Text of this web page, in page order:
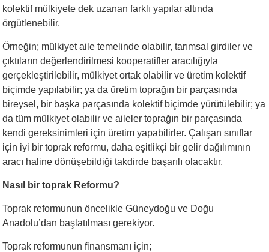
kolektif mülkiyete dek uzanan farklı yapılar altında
örgütlenebilir.
Örneğin; mülkiyet aile temelinde olabilir, tarımsal girdiler ve
çıktıların değerlendirilmesi kooperatifler aracılığıyla
gerçekleştirilebilir, mülkiyet ortak olabilir ve üretim kolektif
biçimde yapılabilir; ya da üretim toprağın bir parçasında
bireysel, bir başka parçasında kolektif biçimde yürütülebilir; ya
da tüm mülkiyet olabilir ve aileler toprağın bir parçasında
kendi gereksinimleri için üretim yapabilirler. Çalışan sınıflar
için iyi bir toprak reformu, daha eşitlikçi bir gelir dağılımının
aracı haline dönüşebildiği takdirde başarılı olacaktır.
Nasıl bir toprak Reformu?
Toprak reformunun öncelikle Güneydoğu ve Doğu
Anadolu’dan başlatılması gerekiyor.
Toprak reformunun finansmanı için;